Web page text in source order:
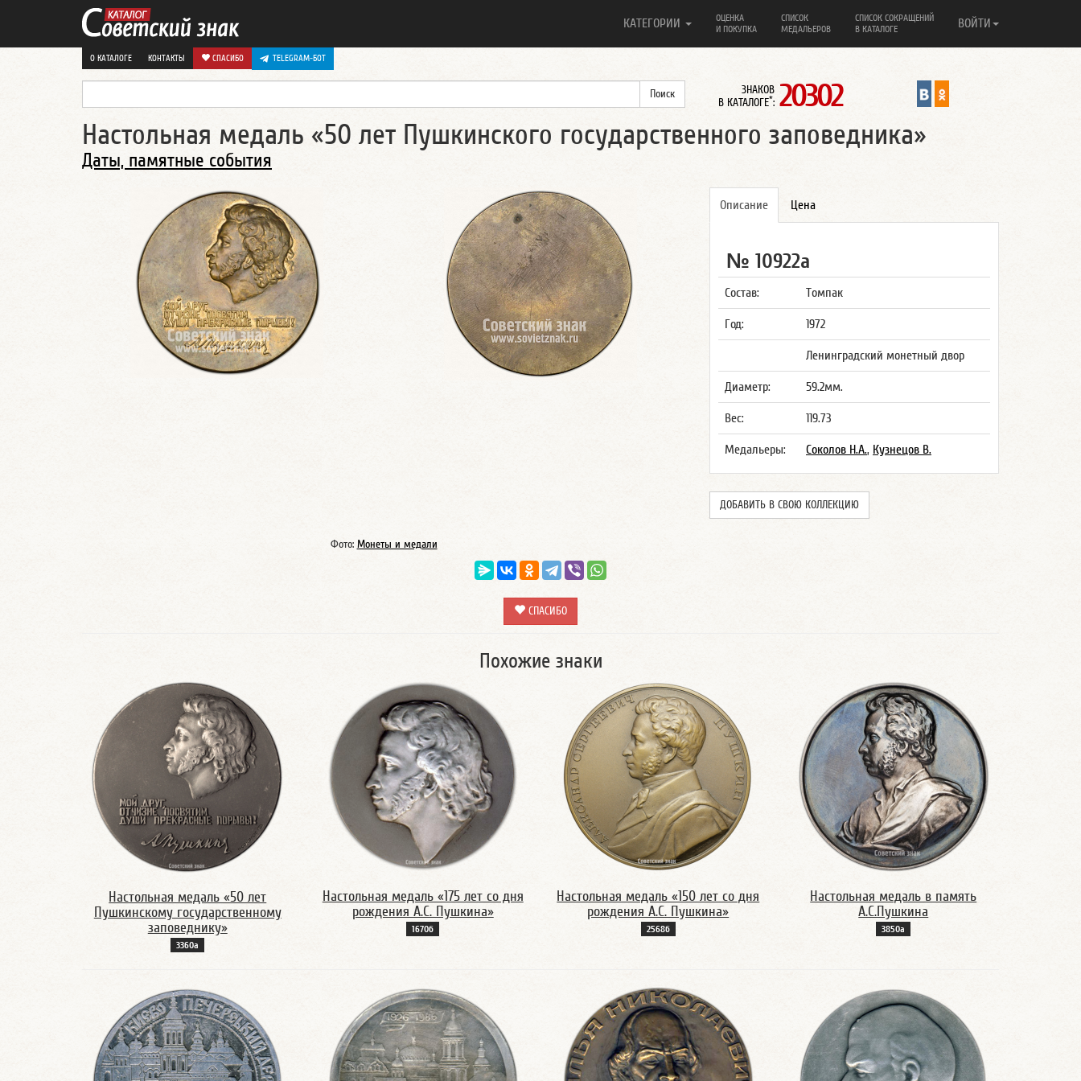
КАТЕГОРИИ
ОЦЕНКА
И ПОКУПКА
СПИСОК
МЕДАЛЬЕРОВ
СПИСОК СОКРАЩЕНИЙ
В КАТАЛОГЕ
ВОЙТИ
О КАТАЛОГЕ КОНТАКТЫ СПАСИБО TELEGRAM-БОТ
ЗНАКОВ
В КАТАЛОГЕ*: 20302
Настольная медаль «50 лет Пушкинского государственного заповедника»
Даты, памятные события
Описание Цена
№ 10922а
Состав: Томпак
Год: 1972
Ленинградский монетный двор
Диаметр: 59.2мм.
Вес: 119.73
Медальеры: Соколов Н.А., Кузнецов В.
ДОБАВИТЬ В СВОЮ КОЛЛЕКЦИЮ
Фото: Монеты и медали
СПАСИБО
Похожие знаки
Настольная медаль «50 лет
Пушкинскому государственному
заповеднику»
3360а
Настольная медаль «175 лет со дня
рождения А.С. Пушкина»
1670б
Настольная медаль «150 лет со дня
рождения А.С. Пушкина»
2568б
Настольная медаль в память
А.С.Пушкина
3850а